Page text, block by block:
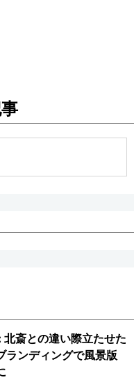
北斎との違い際立たせた
ランディングで風景版